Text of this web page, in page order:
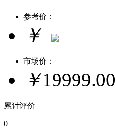
参考价：
￥
市场价：
￥19999.00
累计评价
0